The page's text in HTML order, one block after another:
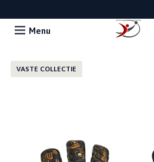
Menu
VASTE COLLECTIE